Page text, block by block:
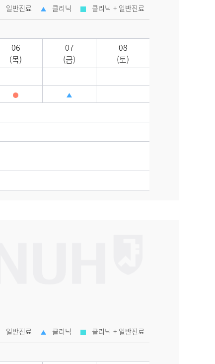
일반진료 클리닉 클리닉 + 일반진료
06
(목)
07
(금)
08
(토)
일반진료 클리닉 클리닉 + 일반진료